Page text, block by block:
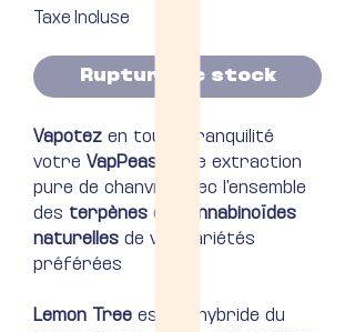
Taxe Incluse
Rupture de stock
Vapotez en toute tranquilité
votre VapPease
, une extraction
pure de chanvre avec l'ensemble
des terpènes et cannabinoïdes
naturelles de vos variétés
préférées
Lemon Tree est un hybride du